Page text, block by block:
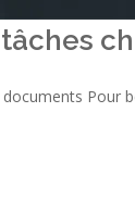
Pour